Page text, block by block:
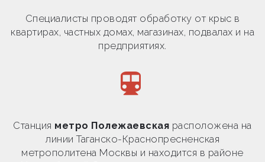
Специалисты проводят обработку от крыс в
квартирах, частных домах, магазинах, подвалах и на
предприятиях.
Станция метро Полежаевская расположена на
линии Таганско-Краснопресненская
метрополитена Москвы и находится в районе